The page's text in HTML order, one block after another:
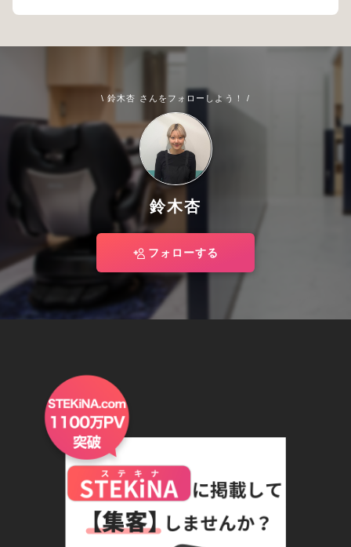
\ 鈴木杏 さんをフォローしよう！ /
鈴木杏
フォローする